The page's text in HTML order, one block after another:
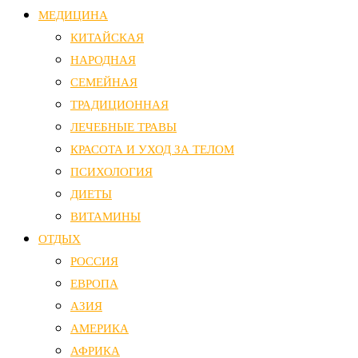
МЕДИЦИНА
КИТАЙСКАЯ
НАРОДНАЯ
СЕМЕЙНАЯ
ТРАДИЦИОННАЯ
ЛЕЧЕБНЫЕ ТРАВЫ
КРАСОТА И УХОД ЗА ТЕЛОМ
ПСИХОЛОГИЯ
ДИЕТЫ
ВИТАМИНЫ
ОТДЫХ
РОССИЯ
ЕВРОПА
АЗИЯ
АМЕРИКА
АФРИКА